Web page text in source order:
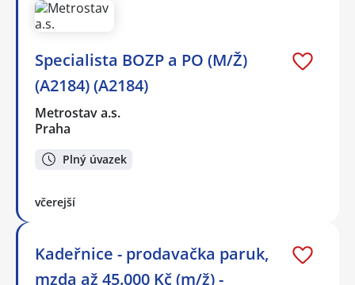
Specialista BOZP a PO (M/Ž)
(A2184) (A2184)
Metrostav a.s.
Praha
Plný úvazek
včerejší
Kadeřnice - prodavačka paruk,
mzda až 45.000 Kč (m/ž) -